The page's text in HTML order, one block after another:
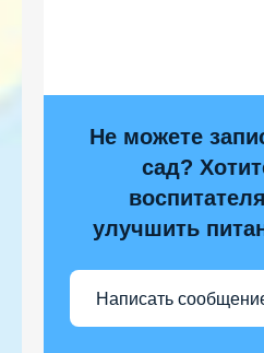
Не можете
сад?
улучшить
Написать